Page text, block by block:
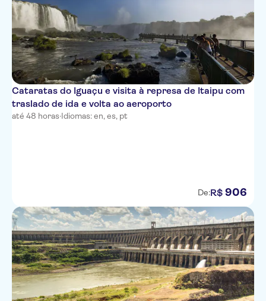
Cataratas do Iguaçu e visita à represa de Itaipu com
traslado de ida e volta ao aeroporto
até 48 horas·Idiomas: en, es, pt
De:R$ 906